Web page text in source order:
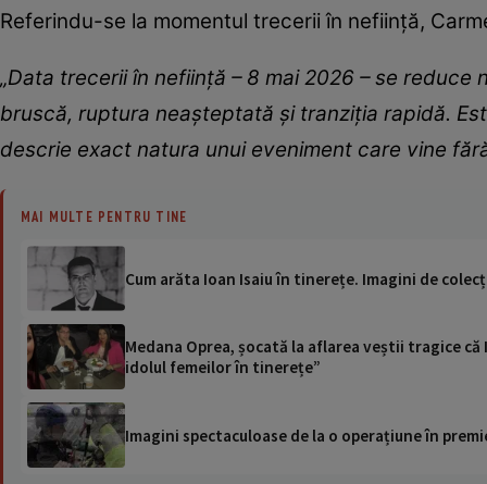
Referindu-se la momentul trecerii în neființă,
„Data trecerii în neființă – 8 mai 2026 – se
bruscă, ruptura neașteptată și tranziția rapidă.
descrie exact natura unui eveniment care vine
MAI MULTE PENTRU TINE
Cum arăta Ioan Isaiu în tinerețe. Imagini de
Medana Oprea, șocată la aflarea veștii tragice
idolul femeilor în tinerețe”
Imagini spectaculoase de la o operațiune în